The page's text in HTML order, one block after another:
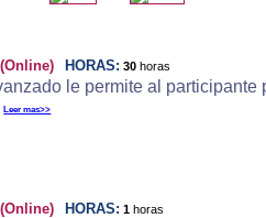
HORAS: 30 horas
le permite al
Leer mas>>
HORAS: 1 horas